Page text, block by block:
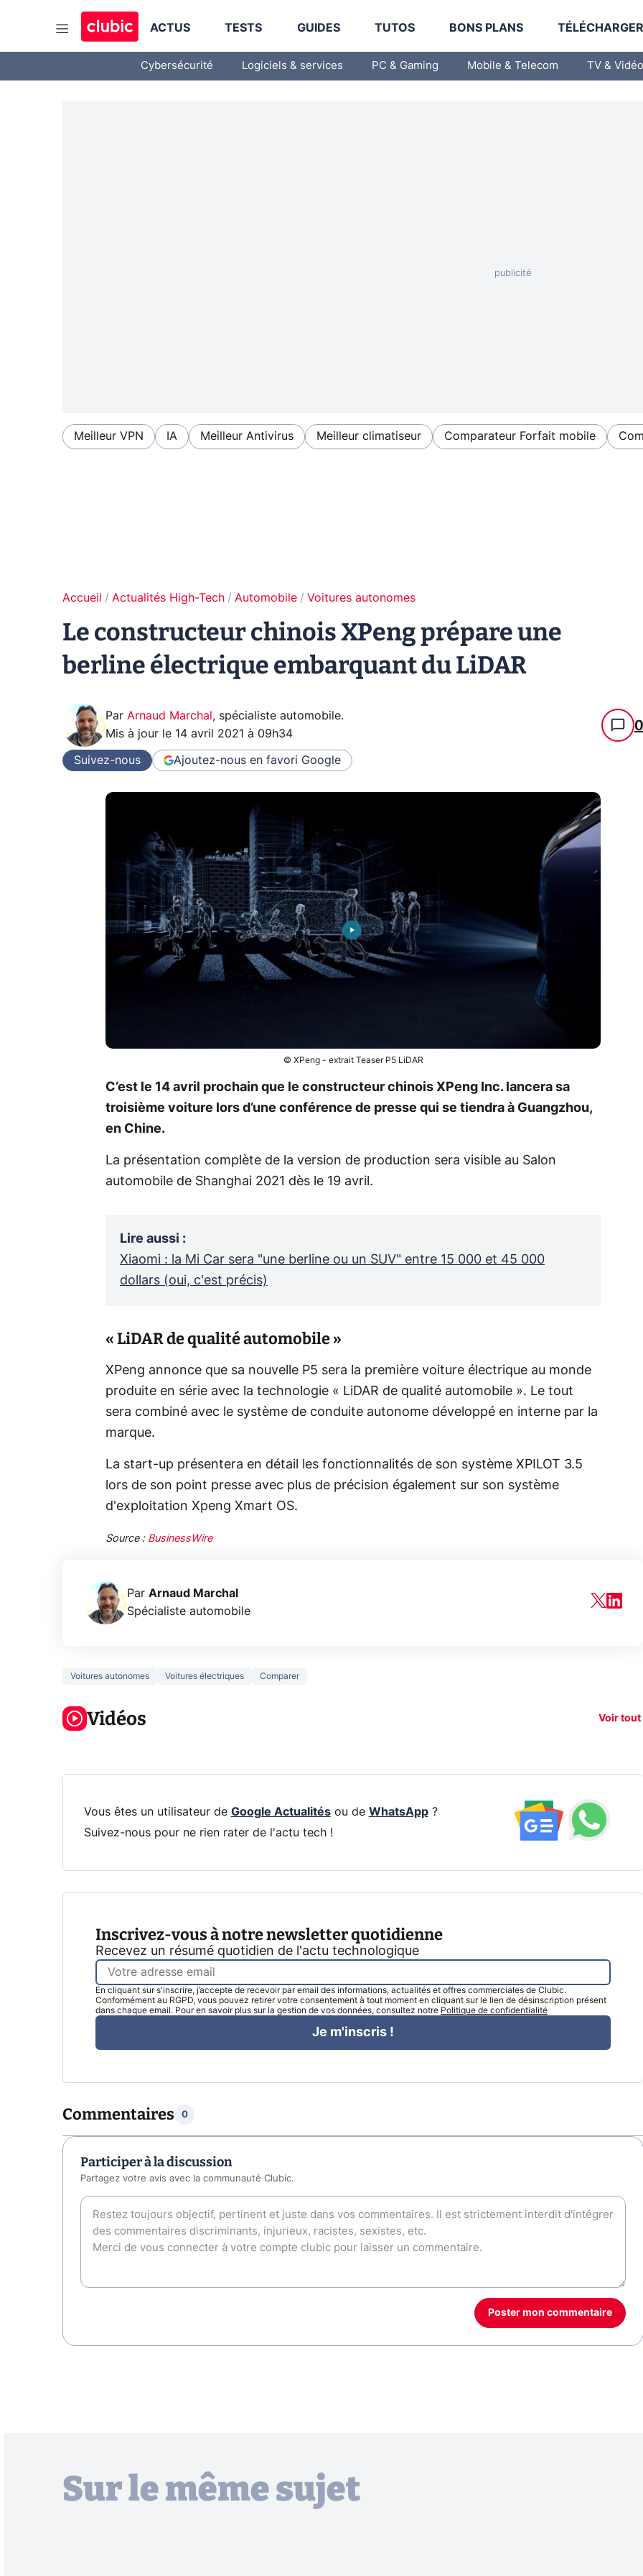
ACTUS TESTS GUIDES TUTOS BONS PLANS TÉLÉCHARGER
Cybersécurité Logiciels & services PC & Gaming Mobile & Telecom TV & Vidéo
Meilleur VPN IA Meilleur Antivirus Meilleur climatiseur Comparateur Forfait mobile
Accueil Actualités High-Tech Automobile Voitures autonomes
Le constructeur chinois XPeng prépare une
berline électrique embarquant du LiDAR
Par Arnaud Marchal , spécialiste automobile.
Mis à jour le 14 avril 2021 à 09h34 0
Suivez-nous Ajoutez-nous en favori Google
© XPeng - extrait Teaser P5 LiDAR
C’est le 14 avril prochain que le constructeur chinois XPeng Inc. lancera sa
troisième voiture lors d’une conférence de presse qui se tiendra à Guangzhou,
en Chine.
La présentation complète de la version de production sera visible au Salon
automobile de Shanghai 2021 dès le 19 avril.
Lire aussi :
Xiaomi : la Mi Car sera "une berline ou un SUV" entre 15 000 et 45 000
dollars (oui, c'est précis)
« LiDAR de qualité automobile »
XPeng annonce que sa nouvelle P5 sera la première voiture électrique au monde
produite en série avec la technologie « LiDAR de qualité automobile ». Le tout
sera combiné avec le système de conduite autonome développé en interne par la
marque.
La start-up présentera en détail les fonctionnalités de son système XPILOT 3.5
lors de son point presse avec plus de précision également sur son système
d'exploitation Xpeng Xmart OS.
Source : BusinessWire
Par Arnaud Marchal
Spécialiste automobile
Voitures autonomes Voitures électriques Comparer
Vidéos Voir tout
la prochaine
Xbox !
Ce que vous
Vous êtes un utilisateur de Google Actualitésou de WhatsApp?
Suivez-nous pour ne rien rater de l'actu tech !
Inscrivez-vous à notre newsletter quotidienne
Recevez un résumé quotidien de l'actu technologique
En cliquant sur s'inscrire, j’accepte de recevoir par email des informations, actualités et offres commerciales de Clubic.
Conformément au RGPD, vous pouvez retirer votre consentement à tout moment en cliquant sur le lien de désinscription présent
dans chaque email. Pour en savoir plus sur la gestion de vos données, consultez notre Politique de confidentialité
Je m'inscris !
Commentaires 0
Participer à la discussion
Partagez votre avis avec la communauté Clubic.
Poster mon commentaire
Sur le même sujet